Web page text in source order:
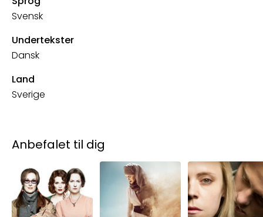
Svensk
Undertekster
Dansk
Land
Sverige
Anbefalet til dig